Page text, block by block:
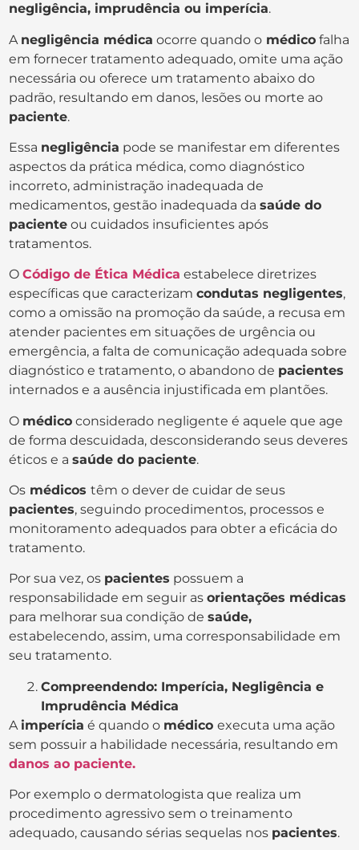
negligência, imprudência ou imperícia.
A negligência médica ocorre quando o médico falha
em fornecer tratamento adequado, omite uma ação
necessária ou oferece um tratamento abaixo do
padrão, resultando em danos, lesões ou morte ao
paciente.
Essa negligência pode se manifestar em diferentes
aspectos da prática médica, como diagnóstico
incorreto, administração inadequada de
medicamentos, gestão inadequada dasaúde do
paciente ou cuidados insuficientes após
tratamentos.
OCódigo de Ética Médica estabelece diretrizes
específicas que caracterizamcondutas negligentes,
como a omissão na promoção da saúde, a recusa em
atender pacientes em situações de urgência ou
emergência, a falta de comunicação adequada sobre
diagnóstico e tratamento, o abandono de pacientes
internados e a ausência injustificada em plantões.
O médico considerado negligente é aquele que age
de forma descuidada, desconsiderando seus deveres
éticos e asaúde do paciente.
Os médicostêm o dever de cuidar de seus
pacientes, seguindo procedimentos, processos e
monitoramento adequados para obter a eficácia do
tratamento.
Por sua vez, os pacientes possuem a
responsabilidade em seguir asorientações médicas
para melhorar sua condição desaúde,
estabelecendo, assim, uma corresponsabilidade em
seu tratamento.
Compreendendo: Imperícia, Negligência e
Imprudência Médica
A imperícia é quando o médicoexecuta uma ação
sem possuir a habilidade necessária, resultando em
danos ao paciente.
Por exemplo o dermatologista que realiza um
procedimento agressivo sem o treinamento
adequado, causando sérias sequelas nos pacientes.